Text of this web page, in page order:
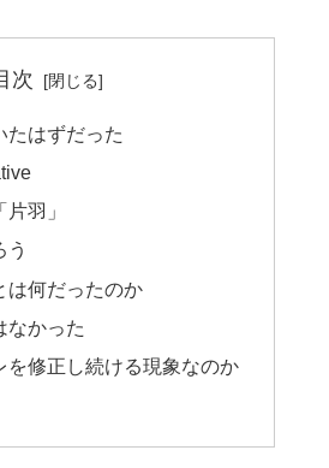
次
たはずだった
羽」
う
は何だったのか
なかった
を修正し続ける現象なのか